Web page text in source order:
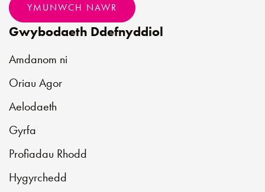
Gwybodaeth Ddefnyddiol
Amdanom ni
Oriau Agor
Aelodaeth
Gyrfa
Profiadau Rhodd
Hygyrchedd
YMUNWCH NAWR